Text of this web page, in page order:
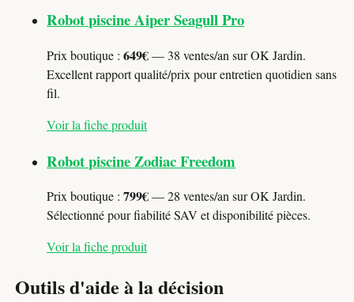
Robot piscine Aiper Seagull Pro
Prix boutique :649€— 38 ventes/an sur OK Jardin.
Excellent rapport qualité/prix pour entretien quotidien sans
fil.
Voir la fiche produit
Robot piscine Zodiac Freedom
Prix boutique :799€— 28 ventes/an sur OK Jardin.
Sélectionné pour fiabilité SAV et disponibilité pièces.
Voir la fiche produit
Outils d'aide à la décision